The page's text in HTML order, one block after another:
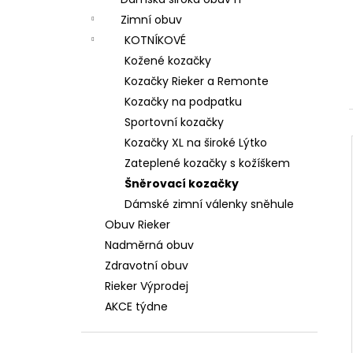
Zimní obuv
KOTNÍKOVÉ
Kožené kozačky
Kozačky Rieker a Remonte
Kozačky na podpatku
Sportovní kozačky
Kozačky XL na široké Lýtko
Zateplené kozačky s kožíškem
Šněrovací kozačky
Dámské zimní válenky sněhule
Obuv Rieker
Nadměrná obuv
Zdravotní obuv
Rieker Výprodej
AKCE týdne
DÁMSKÉ SANDÁLY NA KLÍNKU ŠÍŘE H 8-
28365-46-304 HNĚDÉ
799 Kč
Původně: 1 699 Kč